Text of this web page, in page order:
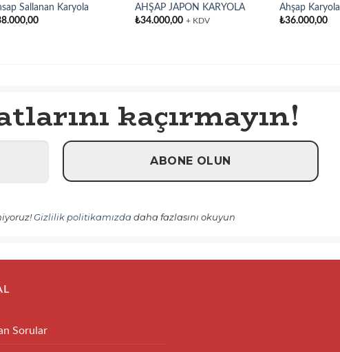
Sallanan Karyola
AHŞAP JAPON KARYOLA
₺34.000,00 + KDV
Ahşap Karyola
₺36.000,00
kaçırmayın!
Gizlilik politikamızdadaha fazlasını okuyun
Sorular